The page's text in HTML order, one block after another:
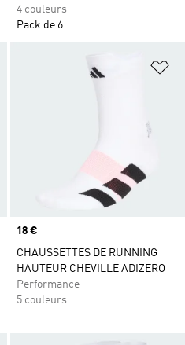
4 couleurs
Pack de 6
Ajouter à la Liste de produits
Prix
18 €
CHAUSSETTES DE RUNNING
HAUTEUR CHEVILLE ADIZERO
Performance
5 couleurs